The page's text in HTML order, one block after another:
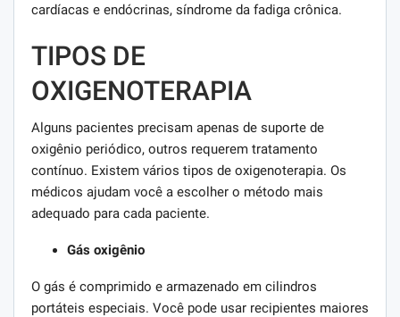
cardíacas e endócrinas, síndrome da fadiga crônica.
TIPOS DE
OXIGENOTERAPIA
Alguns pacientes precisam apenas de suporte de
oxigênio periódico, outros requerem tratamento
contínuo. Existem vários tipos de oxigenoterapia. Os
médicos ajudam você a escolher o método mais
adequado para cada paciente.
Gás oxigênio
O gás é comprimido e armazenado em cilindros
portáteis especiais. Você pode usar recipientes maiores